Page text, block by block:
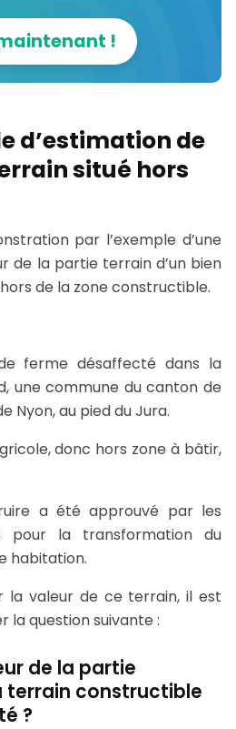
!
d’estimation de
situé hors
par l’exemple d’une
de la partie terrain d’un bien
de la zone constructible.
ferme désaffecté dans la
une commune du canton de
Nyon, au pied du Jura.
donc hors zone à bâtir,
a été approuvé par les
pour la transformation du
habitation.
la valeur de ce terrain, il est
la question suivante :
de la partie
terrain constructible
?